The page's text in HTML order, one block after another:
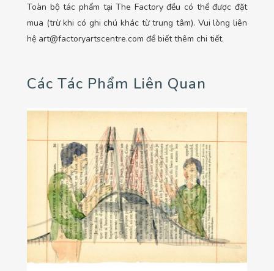
Toàn bộ tác phẩm tại The Factory đều có thể được đặt
mua (trừ khi có ghi chú khác từ trung tâm). Vui lòng liên
hệ art@factoryartscentre.com để biết thêm chi tiết.
Các Tác Phẩm Liên Quan